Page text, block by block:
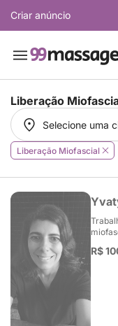
Criar anúncio
Liberação
Selecione uma cidade
Selecione uma
Liberação Miofascial
R$